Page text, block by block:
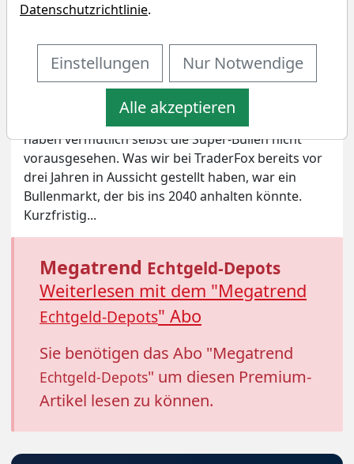
Bildherkunft: AdobeStock_766676996
Welche Depotwerte sind derzeit unsere Favoriten?
Was wir derzeit im Halbleiter-Sektor erleben,
haben vermutlich selbst die Super-Bullen nicht
vorausgesehen. Was wir bei TraderFox bereits vor
drei Jahren in Aussicht gestellt haben, war ein
Bullenmarkt, der bis ins 2040 anhalten könnte.
Kurzfristig...
Megatrend Echtgeld-Depots
Weiterlesen mit dem "Megatrend
Echtgeld-Depots" Abo
Sie benötigen das Abo "Megatrend
Echtgeld-Depots" um diesen Premium-
Artikel lesen zu können.
Datenschutzrichtlinie.
Einstellungen Nur Notwendige
Alle akzeptieren